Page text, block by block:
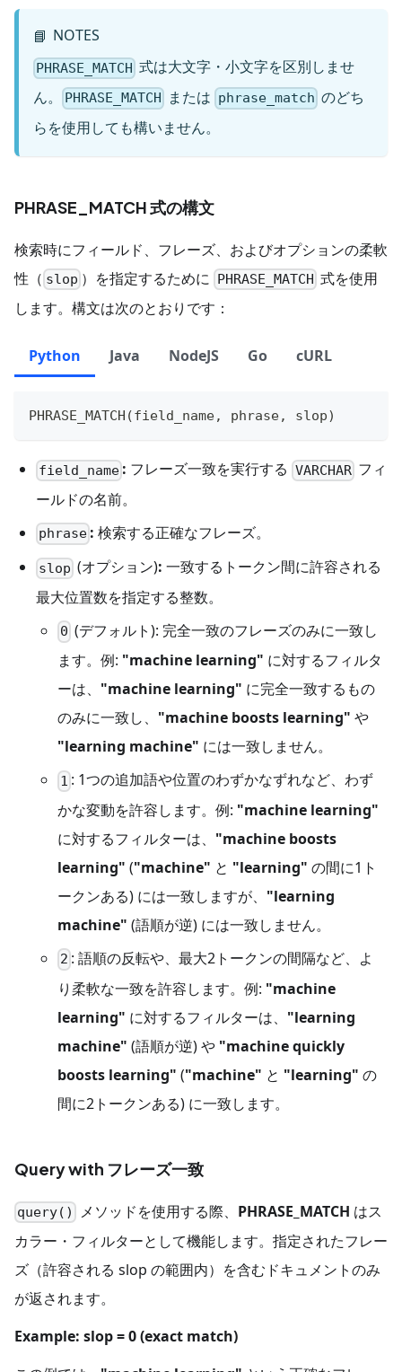
📘 NOTES
PHRASE_MATCH 式は大文字・小文字を区別しませ
ん。
PHRASE_MATCH または phrase_match のどち
らを使用しても構いません。
PHRASE_MATCH 式の構文
検索時にフィールド、フレーズ、およびオプションの柔軟
性（ slop ）を指定するために PHRASE_MATCH 式を使用
します。構文は次のとおりです：
Python Java NodeJS Go cURL
PHRASE_MATCH (field_name, phrase, slop)
field_name : フレーズ一致を実行する VARCHARフィ
ールドの名前。
phrase : 検索する正確なフレーズ。
slop (オプション): 一致するトークン間に許容される
最大位置数を指定する整数。
0 (デフォルト): 完全一致のフレーズのみに一致し
ます。例: "machine learning" に対するフィルタ
ーは、 "machine learning" に完全一致するもの
のみに一致し、 "machine boosts learning" や
"learning machine" には一致しません。
1 : 1つの追加語や位置のわずかなずれなど、わず
かな変動を許容します。例: "machine learning"
に対するフィルターは、 "machine boosts
learning" ("machine" と "learning" の間に1ト
ークンある) には一致しますが、 "learning
machine" (語順が逆) には一致しません。
2 : 語順の反転や、最大2トークンの間隔など、よ
り柔軟な一致を許容します。例: "machine
learning" に対するフィルターは、 "learning
machine" (語順が逆) や "machine quickly
boosts learning" ("machine" と "learning" の
間に2トークンある) に一致します。
Query with フレーズ一致
query() メソッドを使用する際、 PHRASE_MATCH はス
カラー・フィルターとして機能します。指定されたフレー
ズ（許容される slop の範囲内）を含むドキュメントのみ
が返されます。
Example: slop = 0 (exact match)